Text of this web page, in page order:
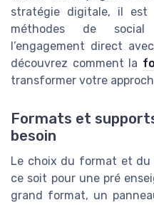
stratégie digitale, il est
méthodes de
l’engagement direct
découvrez comment la
transformer votre
Formats et
besoin
Le choix du format et du
ce soit pour une pré
grand format, un